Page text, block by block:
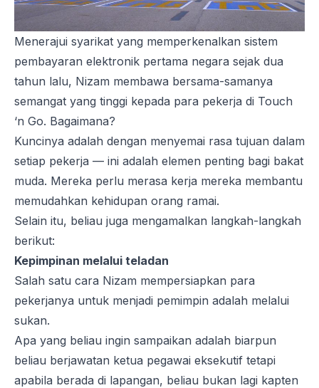
Menerajui syarikat yang memperkenalkan sistem
pembayaran elektronik pertama negara sejak dua
tahun lalu, Nizam membawa bersama-samanya
semangat yang tinggi kepada para pekerja di Touch
‘n Go. Bagaimana?
Kuncinya adalah dengan menyemai rasa tujuan dalam
setiap pekerja — ini adalah elemen penting bagi bakat
muda. Mereka perlu merasa kerja mereka membantu
memudahkan kehidupan orang ramai.
Selain itu, beliau juga mengamalkan langkah-langkah
berikut:
Kepimpinan melalui teladan
Salah satu cara Nizam mempersiapkan para
pekerjanya untuk menjadi pemimpin adalah melalui
sukan.
Apa yang beliau ingin sampaikan adalah biarpun
beliau berjawatan ketua pegawai eksekutif tetapi
apabila berada di lapangan, beliau bukan lagi kapten